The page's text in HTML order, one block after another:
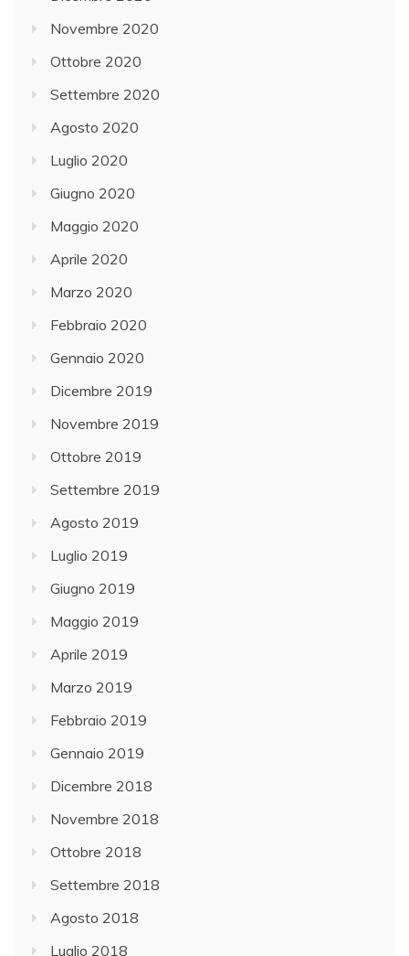
Novembre 2020
Ottobre 2020
Settembre 2020
Agosto 2020
Luglio 2020
Giugno 2020
Maggio 2020
Aprile 2020
Marzo 2020
Febbraio 2020
Gennaio 2020
Dicembre 2019
Novembre 2019
Ottobre 2019
Settembre 2019
Agosto 2019
Luglio 2019
Giugno 2019
Maggio 2019
Aprile 2019
Marzo 2019
Febbraio 2019
Gennaio 2019
Dicembre 2018
Novembre 2018
Ottobre 2018
Settembre 2018
Agosto 2018
Luglio 2018